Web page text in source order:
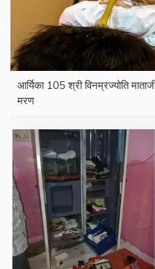
आर्यिका 105 श्री विनम्रज्योति
मरण